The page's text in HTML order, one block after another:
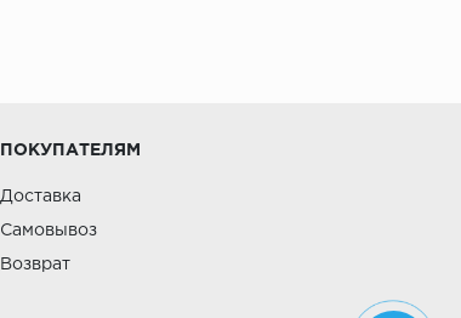
ПОКУПАТЕЛЯМ
Доставка
Самовывоз
Возврат